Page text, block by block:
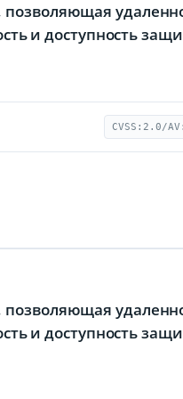
позволяющая
и доступность
CVSS:2.0/
позволяющая
и доступность